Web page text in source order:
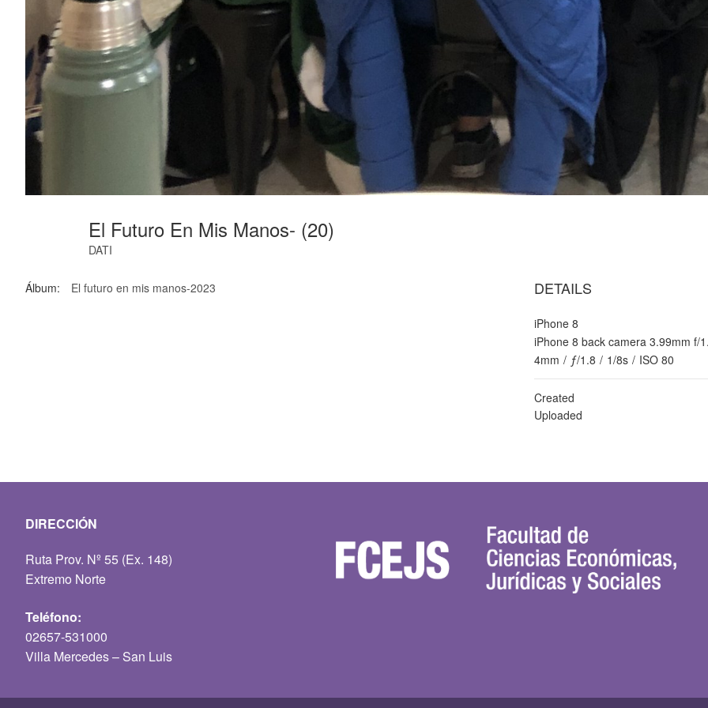
El Futuro En Mis Manos- (20)
DATI
Álbum: El futuro en mis manos-2023 DETAILS
iPhone 8
iPhone 8 back camera 3.99mm f/
4mm / ƒ/1.8 / 1/8s / ISO 80
Created
Uploaded
DIRECCIÓN
Ruta Prov. Nº 55 (Ex. 148)
Extremo Norte
Teléfono:
02657-531000
Villa Mercedes – San Luis